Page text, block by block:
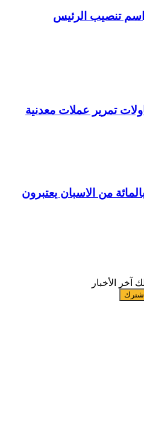
تنصيب الرئيس
تمرير عملات معدنية
رأي: اكثر من 77 بالمائة من الاسبان يعتبرون
آخر الأخبار